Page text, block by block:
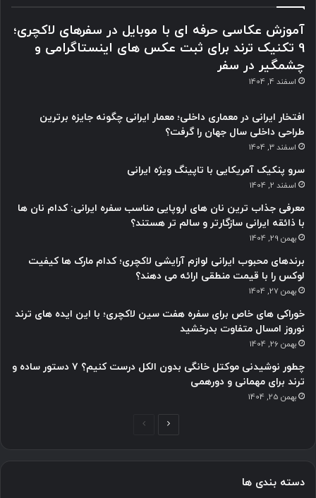
آموزش عکاسی حرفه ای با موبایل در سفرهای لاکچری؛
9 تکنیک ترند برای ثبت عکس های اینستاگرامی و
چشمگیر در سفر
اسفند 4, 1404
افتخار ایرانی در معماری داخلی؛ معمار ایرانی چگونه جایزه برترین
طراحی داخلی سال جهان را گرفت؟
اسفند 3, 1404
سرو پنکیک آمریکایی با تاپینگ ویژه ایرانی
اسفند 2, 1404
معرفی جذاب ترین نان های اروپایی مناسب سفره ایرانی: کدام نان ها
با ذائقه ایرانی سازگارتر و سالم تر هستند؟
بهمن 29, 1404
برندهای محبوب ایرانی لوازم آرایشی لاکچری؛ کدام مارک ها کیفیت
لوکس را با قیمت منطقی ارائه می دهند؟
بهمن 27, 1404
خوراکی های خاص برای سفره هفت سین لاکچری؛ با این ایده های ترند
نوروز امسال متفاوت بدرخشید
بهمن 26, 1404
چطور نوشیدنی موکتل خانگی بدون الکل درست کنیم؟ ۷ دستور ساده و
ترند برای مهمانی و دورهمی
بهمن 25, 1404
صفحه
صفحه
دسته بندی ها